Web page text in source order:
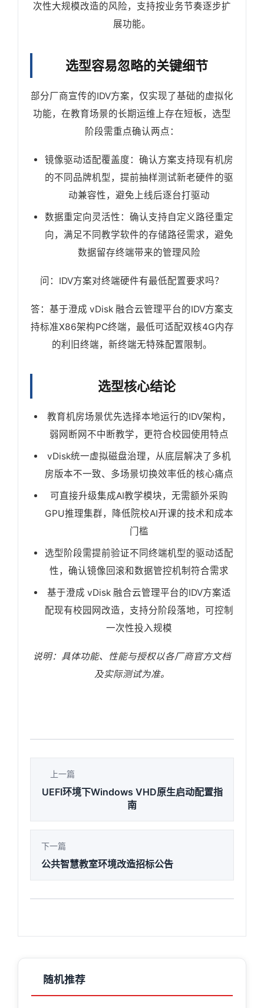
次性大规模改造的风险，支持按业务节奏逐步扩
展功能。
选型容易忽略的关键细节
部分厂商宣传的IDV方案，仅实现了基础的虚拟化
功能，在教育场景的长期运维上存在短板，选型
阶段需重点确认两点：
镜像驱动适配覆盖度：确认方案支持现有机房
的不同品牌机型，提前抽样测试新老硬件的驱
动兼容性，避免上线后逐台打驱动
数据重定向灵活性：确认支持自定义路径重定
向，满足不同教学软件的存储路径需求，避免
数据留存终端带来的管理风险
问：IDV方案对终端硬件有最低配置要求吗？
答：基于澄成 vDisk 融合云管理平台的IDV方案支
持标准X86架构PC终端，最低可适配双核4G内存
的利旧终端，新终端无特殊配置限制。
选型核心结论
教育机房场景优先选择本地运行的IDV架构，
弱网断网不中断教学，更符合校园使用特点
vDisk统一虚拟磁盘治理，从底层解决了多机
房版本不一致、多场景切换效率低的核心痛点
可直接升级集成AI教学模块，无需额外采购
GPU推理集群，降低院校AI开课的技术和成本
门槛
选型阶段需提前验证不同终端机型的驱动适配
性，确认镜像回滚和数据管控机制符合需求
基于澄成 vDisk 融合云管理平台的IDV方案适
配现有校园网改造，支持分阶段落地，可控制
一次性投入规模
说明：具体功能、性能与授权以各厂商官方文档
及实际测试为准。
上一篇
UEFI环境下Windows VHD原生启动配置指
南
下一篇
公共智慧教室环境改造招标公告
随机推荐